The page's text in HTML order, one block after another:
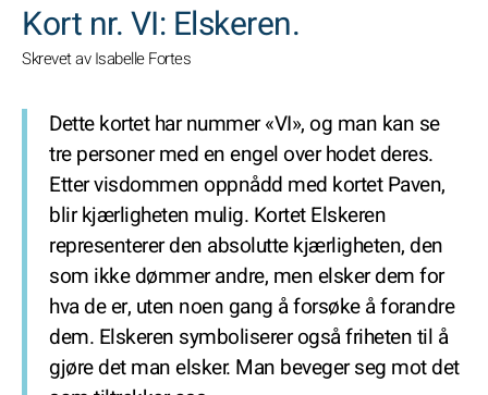
Kort nr. VI: Elskeren.
Skrevet av Isabelle Fortes
Dette kortet har nummer «VI», og man kan se
tre personer med en engel over hodet deres.
Etter visdommen oppnådd med kortet Paven,
blir kjærligheten mulig. Kortet Elskeren
representerer den absolutte kjærligheten, den
som ikke dømmer andre, men elsker dem for
hva de er, uten noen gang å forsøke å forandre
dem. Elskeren symboliserer også friheten til å
gjøre det man elsker. Man beveger seg mot det